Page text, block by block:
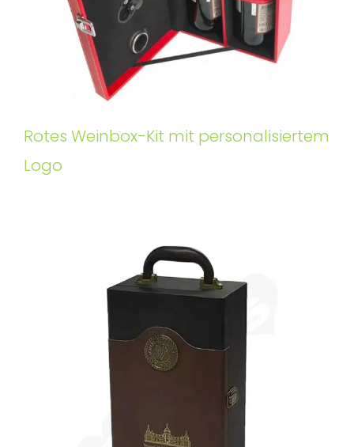
Rotes Weinbox-Kit mit personalisiertem
Logo